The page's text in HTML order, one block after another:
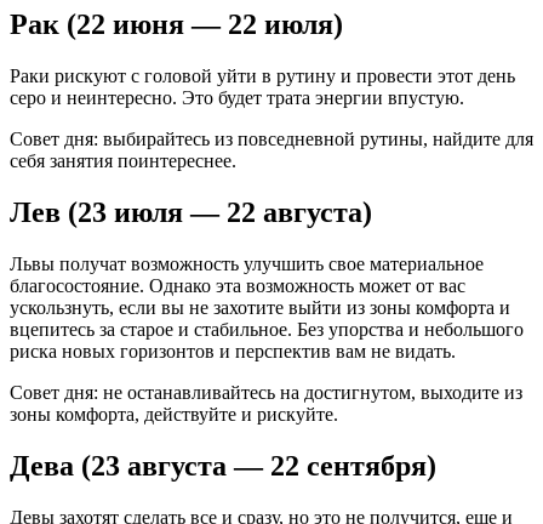
Рак (22 июня — 22 июля)
Раки рискуют с головой уйти в рутину и провести этот день
серо и неинтересно. Это будет трата энергии впустую.
Совет дня: выбирайтесь из повседневной рутины, найдите для
себя занятия поинтереснее.
Лев (23 июля — 22 августа)
Львы получат возможность улучшить свое материальное
благосостояние. Однако эта возможность может от вас
ускользнуть, если вы не захотите выйти из зоны комфорта и
вцепитесь за старое и стабильное. Без упорства и небольшого
риска новых горизонтов и перспектив вам не видать.
Совет дня: не останавливайтесь на достигнутом, выходите из
зоны комфорта, действуйте и рискуйте.
Дева (23 августа — 22 сентября)
Девы захотят сделать все и сразу, но это не получится, еще и